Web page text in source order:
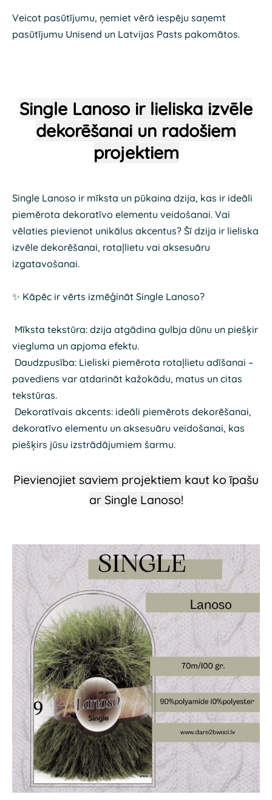
Veicot pasūtījumu, ņemiet vērā iespēju saņemt
pasūtījumu Unisend un Latvijas Pasts pakomātos.
Single Lanoso ir lieliska izvēle
dekorēšanai un radošiem
projektiem
Single Lanoso ir mīksta un pūkaina dzija, kas ir ideāli
piemērota dekoratīvo elementu veidošanai. Vai
vēlaties pievienot unikālus akcentus? Šī dzija ir lieliska
izvēle dekorēšanai, rotaļlietu vai aksesuāru
izgatavošanai.
✨ Kāpēc ir vērts izmēģināt Single Lanoso?
Mīksta tekstūra: dzija atgādina gulbja dūnu un piešķir
viegluma un apjoma efektu.
Daudzpusība: Lieliski piemērota rotaļlietu adīšanai –
pavediens var atdarināt kažokādu, matus un citas
tekstūras.
Dekoratīvais akcents: ideāli piemērots dekorēšanai,
dekoratīvo elementu un aksesuāru veidošanai, kas
piešķirs jūsu izstrādājumiem šarmu.
Pievienojiet saviem projektiem kaut ko īpašu
ar Single Lanoso!